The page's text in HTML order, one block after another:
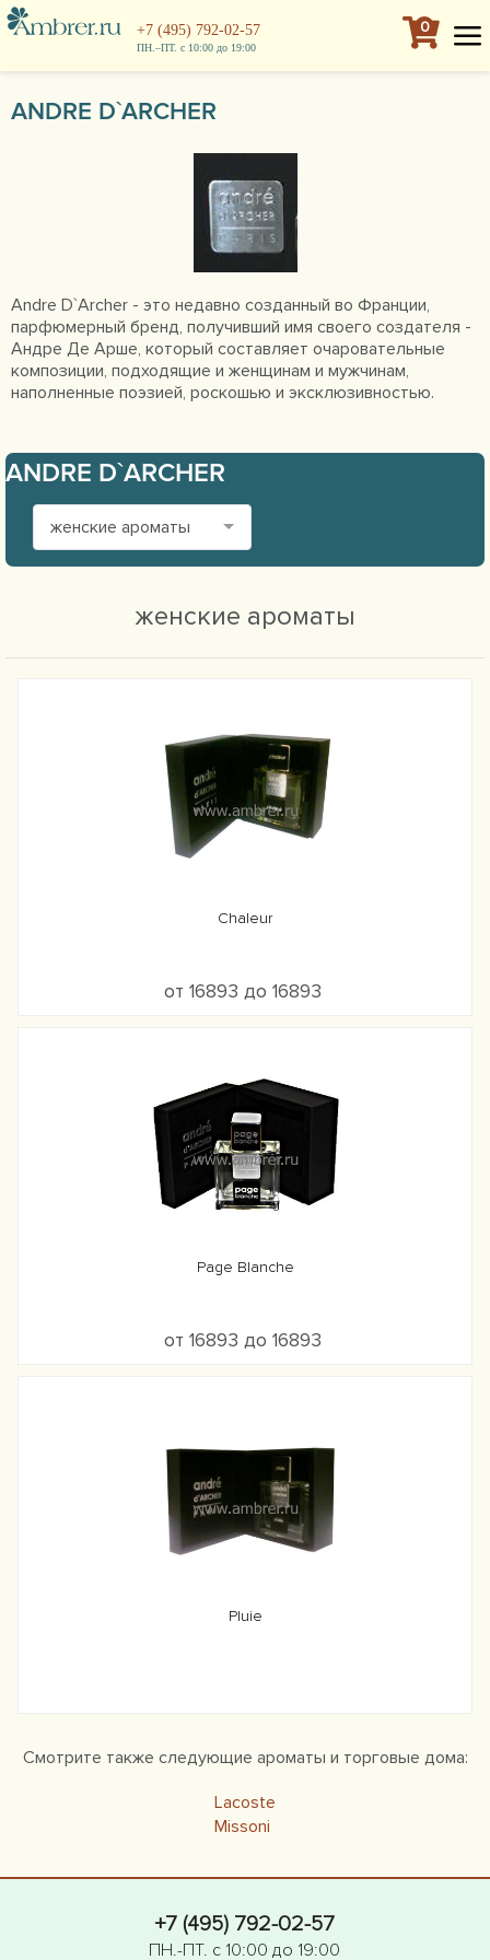
+7 (495) 792-02-57
ПН.–ПТ. с 10:00 до 19:00
0
ANDRE D`ARCHER
Andre D`Archer - это недавно созданный во Франции,
парфюмерный бренд, получивший имя своего создателя -
Андре Де Арше, который составляет очаровательные
композиции, подходящие и женщинам и мужчинам,
наполненные поэзией, роскошью и эксклюзивностью.
ANDRE D`ARCHER
женские ароматы
женские ароматы
Chaleur
от 16893 до 16893
Page Blanche
от 16893 до 16893
Pluie
Смотрите также следующие ароматы и торговые дома:
Lacoste
Missoni
+7 (495) 792-02-57
ПН.-ПТ. с 10:00 до 19:00